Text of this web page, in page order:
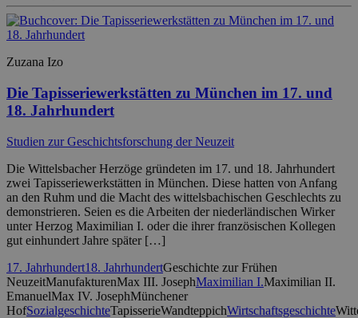
Zuzana Izo
Die Tapisseriewerkstätten zu München im 17. und
18. Jahrhundert
Studien zur Geschichtsforschung der Neuzeit
Die Wittelsbacher Herzöge gründeten im 17. und 18. Jahrhundert
zwei Tapisseriewerkstätten in München. Diese hatten von Anfang
an den Ruhm und die Macht des wittelsbachischen Geschlechts zu
demonstrieren. Seien es die Arbeiten der niederländischen Wirker
unter Herzog Maximilian I. oder die ihrer französischen Kollegen
gut einhundert Jahre später […]
17. Jahrhundert18. JahrhundertGeschichte zur Frühen
NeuzeitManufakturenMax III. JosephMaximilian I.Maximilian II.
EmanuelMax IV. JosephMünchener
HofSozialgeschichteTapisserieWandteppichWirtschaftsgeschichte